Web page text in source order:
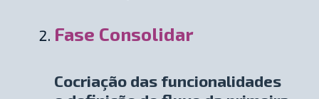
Fase Consolidar
Cocriação das funcionalidades